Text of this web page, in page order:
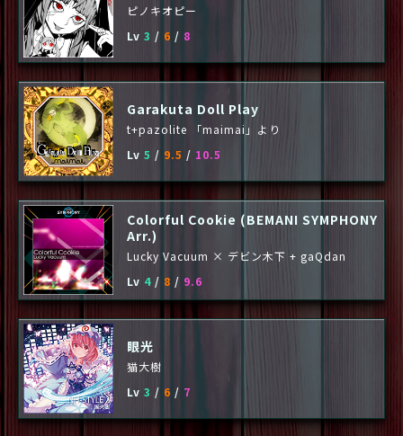
ピノキオピー
Lv 3 / 6 / 8
Garakuta Doll Play
t+pazolite 「maimai」より
Lv 5 / 9.5 / 10.5
Colorful Cookie (BEMANI SYMPHONY
Arr.)
Lucky Vacuum × デビン木下 + gaQdan
Lv 4 / 8 / 9.6
眼光
猫大樹
Lv 3 / 6 / 7